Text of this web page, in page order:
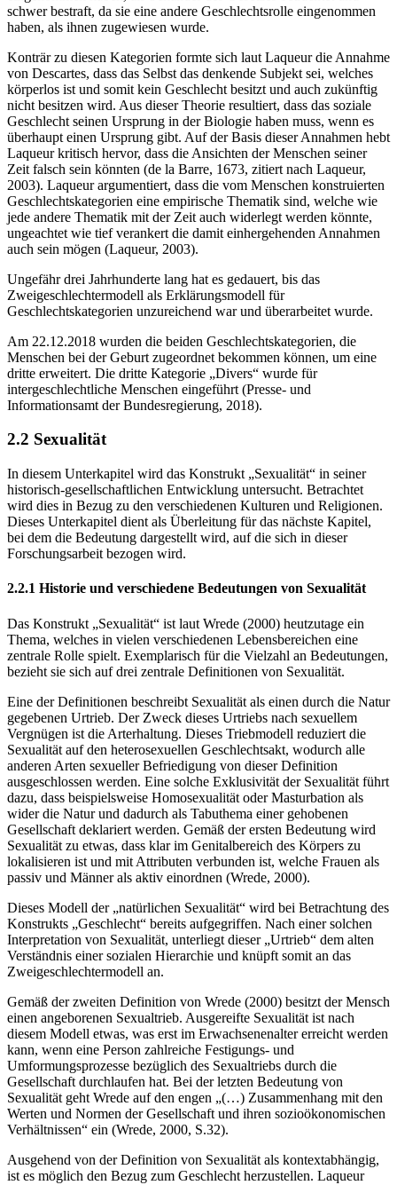
schwer bestraft, da sie eine andere Geschlechtsrolle eingenommen
haben, als ihnen zugewiesen wurde.
Konträr zu diesen Kategorien formte sich laut Laqueur die Annahme
von Descartes, dass das Selbst das denkende Subjekt sei, welches
körperlos ist und somit kein Geschlecht besitzt und auch zukünftig
nicht besitzen wird. Aus dieser Theorie resultiert, dass das soziale
Geschlecht seinen Ursprung in der Biologie haben muss, wenn es
überhaupt einen Ursprung gibt. Auf der Basis dieser Annahmen hebt
Laqueur kritisch hervor, dass die Ansichten der Menschen seiner
Zeit falsch sein könnten (de la Barre, 1673, zitiert nach Laqueur,
2003). Laqueur argumentiert, dass die vom Menschen konstruierten
Geschlechtskategorien eine empirische Thematik sind, welche wie
jede andere Thematik mit der Zeit auch widerlegt werden könnte,
ungeachtet wie tief verankert die damit einhergehenden Annahmen
auch sein mögen (Laqueur, 2003).
Ungefähr drei Jahrhunderte lang hat es gedauert, bis das
Zweigeschlechtermodell als Erklärungsmodell für
Geschlechtskategorien unzureichend war und überarbeitet wurde.
Am 22.12.2018 wurden die beiden Geschlechtskategorien, die
Menschen bei der Geburt zugeordnet bekommen können, um eine
dritte erweitert. Die dritte Kategorie „Divers“ wurde für
intergeschlechtliche Menschen eingeführt (Presse- und
Informationsamt der Bundesregierung, 2018).
2.2 Sexualität
In diesem Unterkapitel wird das Konstrukt „Sexualität“ in seiner
historisch-gesellschaftlichen Entwicklung untersucht. Betrachtet
wird dies in Bezug zu den verschiedenen Kulturen und Religionen.
Dieses Unterkapitel dient als Überleitung für das nächste Kapitel,
bei dem die Bedeutung dargestellt wird, auf die sich in dieser
Forschungsarbeit bezogen wird.
2.2.1 Historie und verschiedene Bedeutungen von Sexualität
Das Konstrukt „Sexualität“ ist laut Wrede (2000) heutzutage ein
Thema, welches in vielen verschiedenen Lebensbereichen eine
zentrale Rolle spielt. Exemplarisch für die Vielzahl an Bedeutungen,
bezieht sie sich auf drei zentrale Definitionen von Sexualität.
Eine der Definitionen beschreibt Sexualität als einen durch die Natur
gegebenen Urtrieb. Der Zweck dieses Urtriebs nach sexuellem
Vergnügen ist die Arterhaltung. Dieses Triebmodell reduziert die
Sexualität auf den heterosexuellen Geschlechtsakt, wodurch alle
anderen Arten sexueller Befriedigung von dieser Definition
ausgeschlossen werden. Eine solche Exklusivität der Sexualität führt
dazu, dass beispielsweise Homosexualität oder Masturbation als
wider die Natur und dadurch als Tabuthema einer gehobenen
Gesellschaft deklariert werden. Gemäß der ersten Bedeutung wird
Sexualität zu etwas, dass klar im Genitalbereich des Körpers zu
lokalisieren ist und mit Attributen verbunden ist, welche Frauen als
passiv und Männer als aktiv einordnen (Wrede, 2000).
Dieses Modell der „natürlichen Sexualität“ wird bei Betrachtung des
Konstrukts „Geschlecht“ bereits aufgegriffen. Nach einer solchen
Interpretation von Sexualität, unterliegt dieser „Urtrieb“ dem alten
Verständnis einer sozialen Hierarchie und knüpft somit an das
Zweigeschlechtermodell an.
Gemäß der zweiten Definition von Wrede (2000) besitzt der Mensch
einen angeborenen Sexualtrieb. Ausgereifte Sexualität ist nach
diesem Modell etwas, was erst im Erwachsenenalter erreicht werden
kann, wenn eine Person zahlreiche Festigungs- und
Umformungsprozesse bezüglich des Sexualtriebs durch die
Gesellschaft durchlaufen hat. Bei der letzten Bedeutung von
Sexualität geht Wrede auf den engen „(…) Zusammenhang mit den
Werten und Normen der Gesellschaft und ihren sozioökonomischen
Verhältnissen“ ein (Wrede, 2000, S.32).
Ausgehend von der Definition von Sexualität als kontextabhängig,
ist es möglich den Bezug zum Geschlecht herzustellen. Laqueur